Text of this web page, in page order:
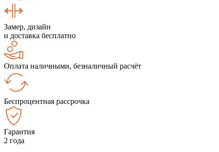
Замер, дизайн
и доставка бесплатно
Оплата наличными, безналичный расчёт
Беспроцентная рассрочка
Гарантия
2 года